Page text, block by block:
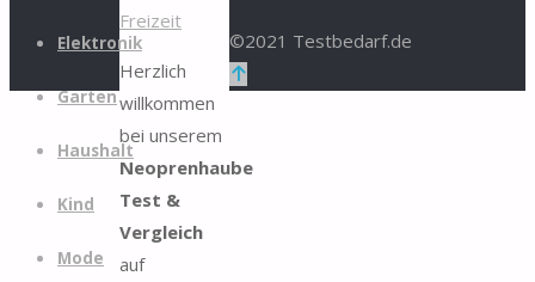
Elektronik
Garten
Haushalt
Kind
Mode
Freizeit
Herzlich
willkommen
bei unserem
Neoprenhaube
Test &
Vergleich
auf
©2021 Testbedarf.de
Zurück